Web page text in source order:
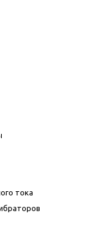
тока